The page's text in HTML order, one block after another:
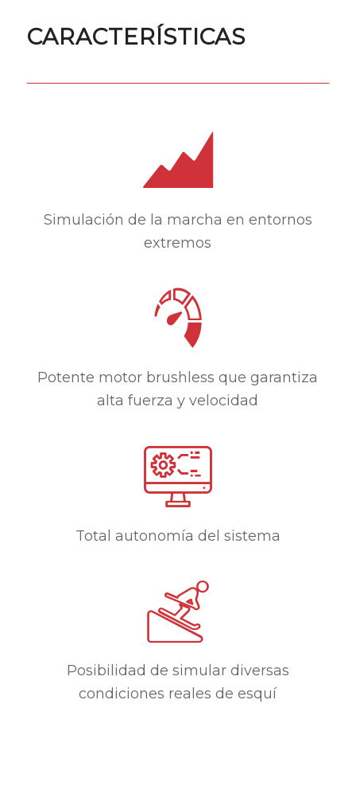
CARACTERÍSTICAS
Simulación de la marcha en entornos
extremos
Potente motor brushless que garantiza
alta fuerza y velocidad
Total autonomía del sistema
Posibilidad de simular diversas
condiciones reales de esquí